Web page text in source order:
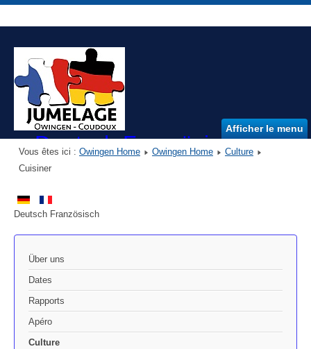
Deutsch Französischer
DFVO e.V.
Afficher le menu
Vous êtes ici : Owingen Home Owingen Home
Culture
Cuisiner
Deutsch Französisch
Über uns
Dates
Rapports
Apéro
Culture